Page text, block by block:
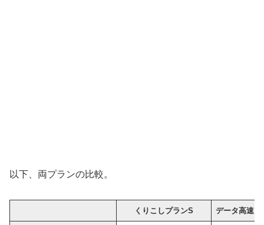
以下、両プランの比較。
くりこしプランS データ高速＋